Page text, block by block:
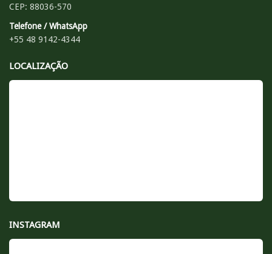
CEP: 88036-570
Telefone / WhatsApp
+55 48 9142-4344
LOCALIZAÇÃO
INSTAGRAM